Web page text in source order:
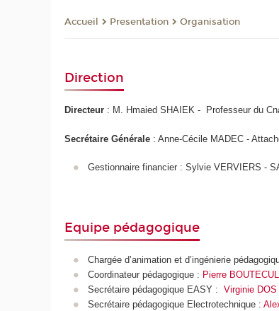
Accueil Presentation Organisation
Direction
Directeur : M. Hmaied SHAIEK - Professeur du
Secrétaire Générale : Anne-Cécile MADEC -
Gestionnaire financier : Sylvie VERVIERS -
Equipe pédagogique
Chargée d’animation et d’ingénierie
Coordinateur pédagogique : Pierre
Secrétaire pédagogique EASY : Virginie
Secrétaire pédagogique Electrotechnique :